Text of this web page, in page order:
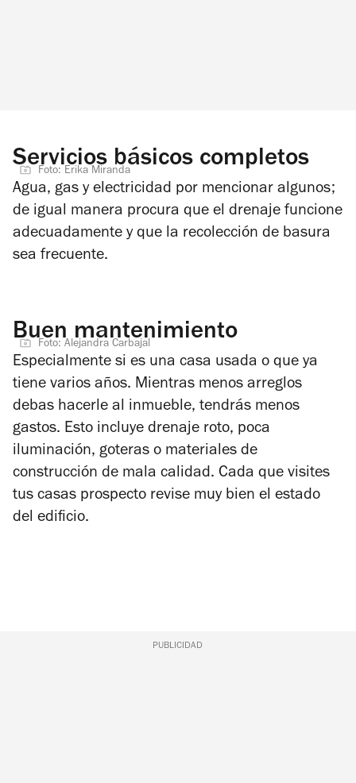
Servicios básicos completos
Foto: Erika Miranda
Agua, gas y electricidad por mencionar algunos;
de igual manera procura que el drenaje funcione
adecuadamente y que la recolección de basura
sea frecuente.
Buen mantenimiento
Foto: Alejandra Carbajal
Especialmente si es una casa usada o que ya
tiene varios años. Mientras menos arreglos
debas hacerle al inmueble, tendrás menos
gastos. Esto incluye drenaje roto, poca
iluminación, goteras o materiales de
construcción de mala calidad. Cada que visites
tus casas prospecto revise muy bien el estado
del edificio.
PUBLICIDAD